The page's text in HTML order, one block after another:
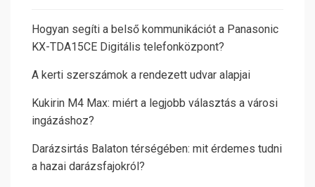
Hogyan segíti a belső kommunikációt a Panasonic
KX-TDA15CE Digitális telefonközpont?
A kerti szerszámok a rendezett udvar alapjai
Kukirin M4 Max: miért a legjobb választás a városi
ingázáshoz?
Darázsirtás Balaton térségében: mit érdemes tudni
a hazai darázsfajokról?